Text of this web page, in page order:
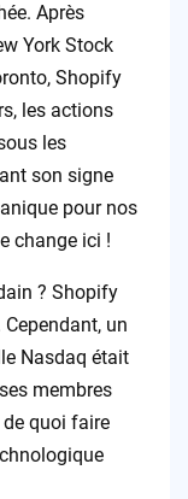
Après
York Stock
Shopify
les actions
les
son signe
pour nos
change ici !
? Shopify
un
Nasdaq était
membres
quoi faire